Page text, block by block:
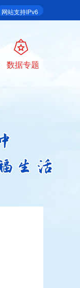
网站支持IPv6
数据专题